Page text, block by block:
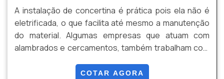
A instalação de concertina é prática pois ela não é
eletrificada, o que facilita até mesmo a manutenção
do material. Algumas empresas que atuam com
alambrados e cercamentos, também trabalham com
momento da implantação da cerca ou alambrado.A
COTAR AGORA